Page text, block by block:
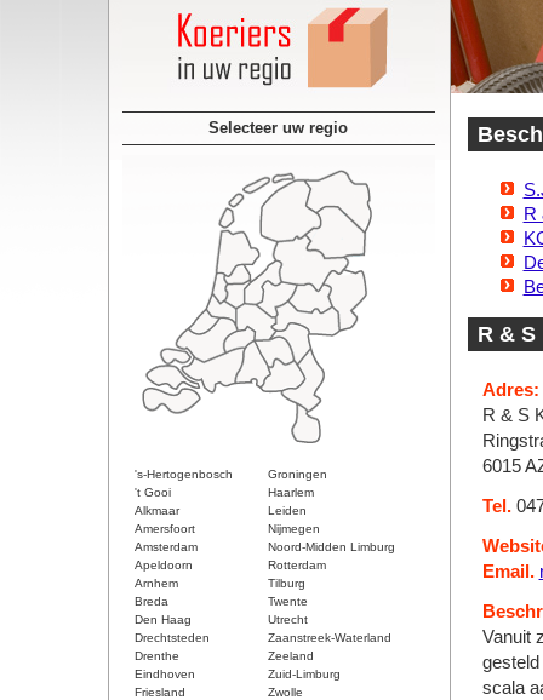
Selecteer uw regio
's-Hertogenbosch
Groningen
't Gooi
Haarlem
Alkmaar
Leiden
Amersfoort
Nijmegen
Amsterdam
Noord-Midden Limburg
Apeldoorn
Rotterdam
Arnhem
Tilburg
Breda
Twente
Den Haag
Utrecht
Drechtsteden
Zaanstreek-Waterland
Drenthe
Zeeland
Eindhoven
Zuid-Limburg
Friesland
Zwolle
R
R &
Adres:
R & S
6015
Tel.
Email.
Vanuit
scala